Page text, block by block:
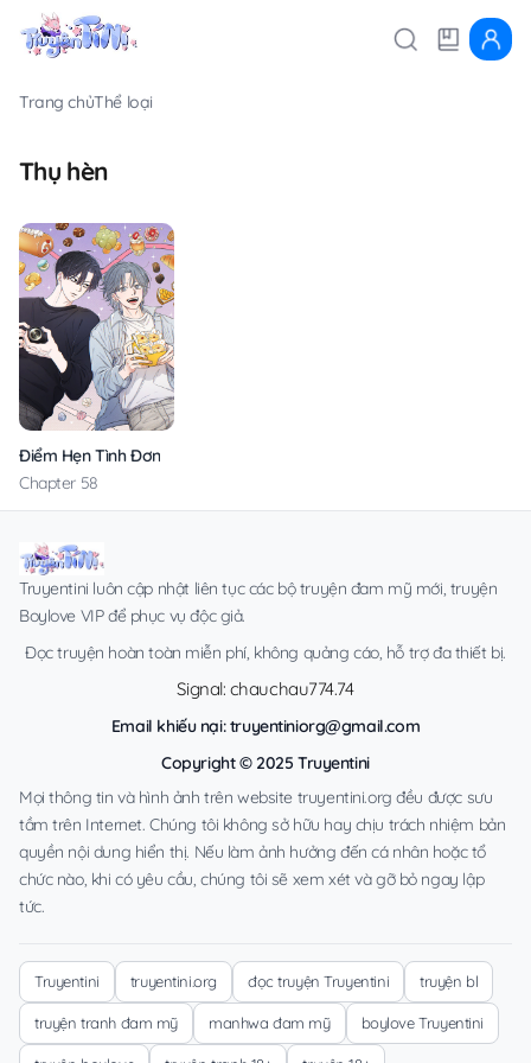
Trang chủThể loại
Thụ hèn
Điểm Hẹn Tình Đơn Phương
Chapter 58
Truyentini luôn cập nhật liên tục các bộ truyện đam mỹ mới, truyện
Boylove VIP để phục vụ độc giả.
Đọc truyện hoàn toàn miễn phí, không quảng cáo, hỗ trợ đa thiết bị.
Signal: chauchau774.74
Email khiếu nại:truyentiniorg@gmail.com
Copyright © 2025 Truyentini
Mọi thông tin và hình ảnh trên website truyentini.org đều được sưu
tầm trên Internet. Chúng tôi không sở hữu hay chịu trách nhiệm bản
quyền nội dung hiển thị. Nếu làm ảnh hưởng đến cá nhân hoặc tổ
chức nào, khi có yêu cầu, chúng tôi sẽ xem xét và gỡ bỏ ngay lập
tức.
Truyentini truyentini.org đọc truyện Truyentini truyện bl
truyện tranh đam mỹ manhwa đam mỹ boylove Truyentini